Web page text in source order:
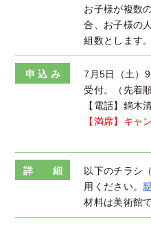
お子様が複数
合、お子様の
組数とします。
申 込 み
7月5日（土）
受付。（先着順
【電話】鏑
【満席】キャ
詳 細
以下のチラシ
用ください。
材料は美術館